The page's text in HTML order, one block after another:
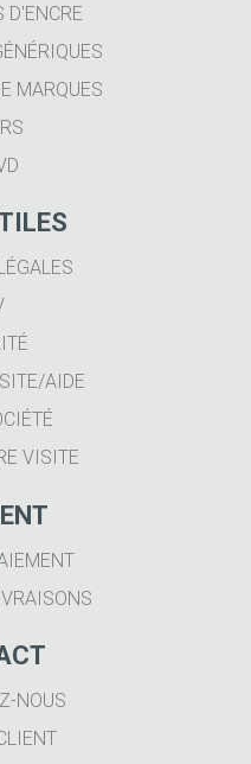
D'ENCRE
MARQUES
AIDE
VISITE
NOUS